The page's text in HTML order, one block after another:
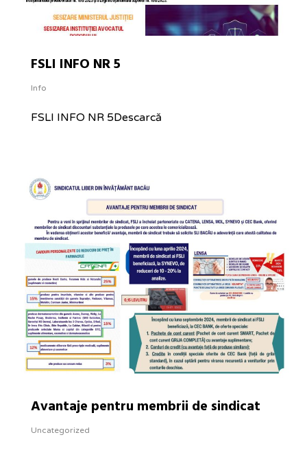
FSLI INFO NR 5
Info
FSLI INFO NR 5Descarcă
Avantaje pentru membrii de sindicat
Uncategorized